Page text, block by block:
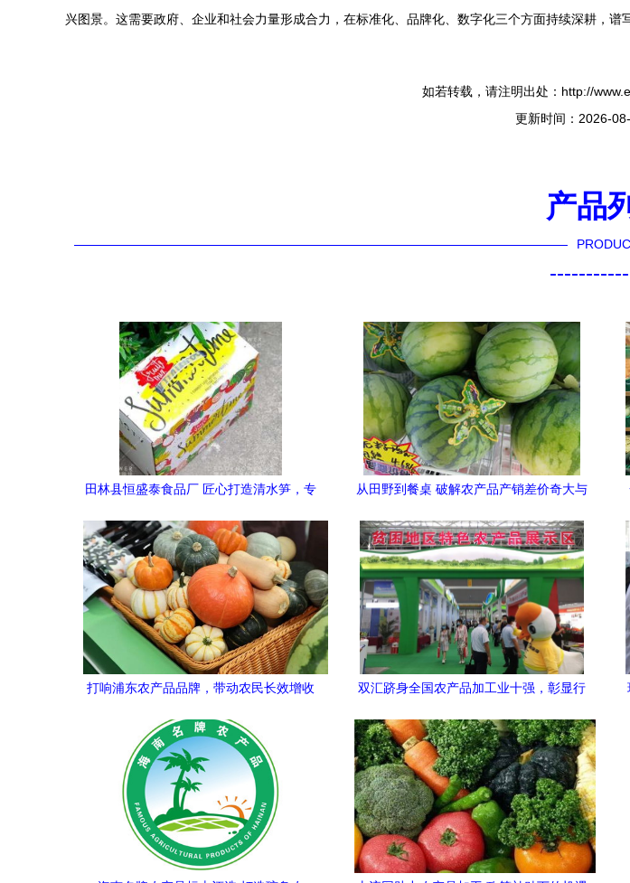
兴图景。这需要政府、企业和社会力量形成合力，在标准化、品牌化、数字化三个方面持续深耕，谱
如若转载，请注明出处：http://
更新时间：2026-
产品
田林县恒盛泰食品厂 匠心打造清水笋，专
从田野到餐桌 破解农产品产销差价奇大与
超市或线上平台购买新鲜蔬果时，常感到
价格昂贵；而在一线产区，农民却因卖价
过低叫苦不迭。这种"农田几分钱、市场几
块钱"的现象，即农产品产销差价奇大，长
期困扰着行业健康发展和农民增收。如何
突破这一困局？答案或许在新零售的浪潮
括 第一是中间环节冗长。农场品从田间采
摘，经过多级批发商、代理商、集散市场
等环节，在每一层价格上涨"分摊费"成为
刚性。大型批发市场曾是农村"直采"体系
的软肋，但随着蔬菜有储
打响浦东农产品品牌，带动农民长效增收
农产品发展
双汇跻身全国农产品加工业十强，彰显行